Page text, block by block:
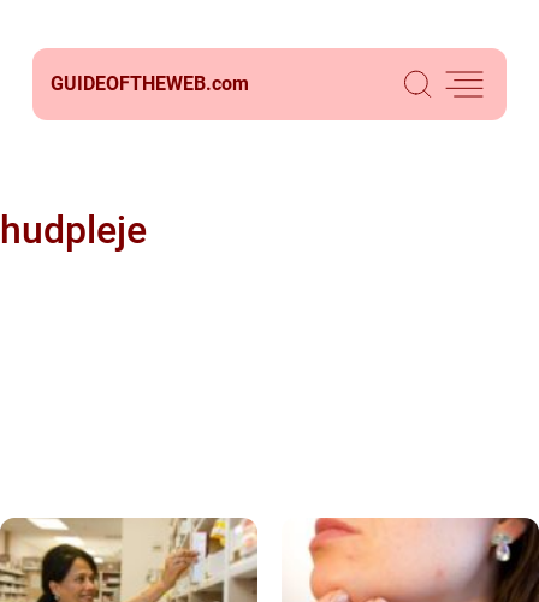
GUIDEOFTHEWEB.com
hudpleje